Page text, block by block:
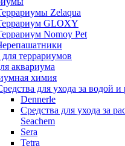
Zelaqua
GLOXY
Nomoy Pet
террариумов
аквариума
химия
для ухода за водой и
Dennerle
Средства для ухода за
Seachem
Sera
Tetra